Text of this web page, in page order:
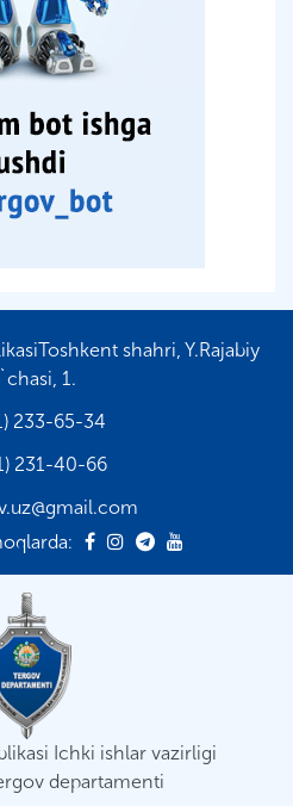
shahri, Y.Rajabiy
1.
233-65-34
231-40-66
Ichki ishlar vazirligi
departamenti